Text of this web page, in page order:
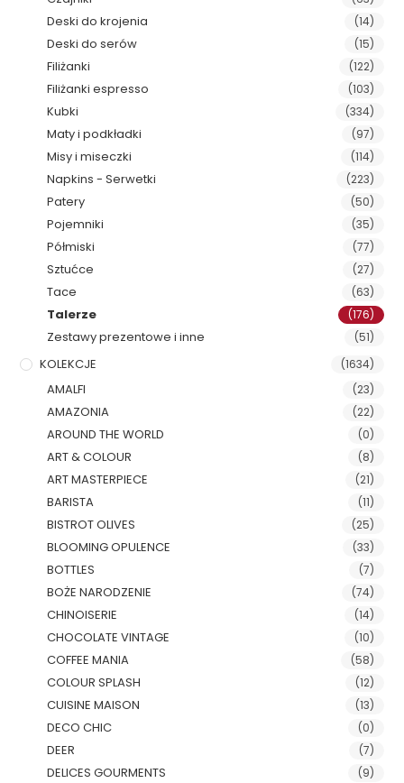
Deski do krojenia (14)
Deski do serów (15)
Filiżanki (122)
Filiżanki espresso (103)
Kubki (334)
Maty i podkładki (97)
Misy i miseczki (114)
Napkins - Serwetki (223)
Patery (50)
Pojemniki (35)
Półmiski (77)
Sztućce (27)
Tace (63)
Talerze (176)
Zestawy prezentowe i inne (51)
KOLEKCJE (1634)
AMALFI (23)
AMAZONIA (22)
AROUND THE WORLD (0)
ART & COLOUR (8)
ART MASTERPIECE (21)
BARISTA (11)
BISTROT OLIVES (25)
BLOOMING OPULENCE (33)
BOTTLES (7)
BOŻE NARODZENIE (74)
CHINOISERIE (14)
CHOCOLATE VINTAGE (10)
COFFEE MANIA (58)
COLOUR SPLASH (12)
CUISINE MAISON (13)
DECO CHIC (0)
DEER (7)
DELICES GOURMENTS (9)